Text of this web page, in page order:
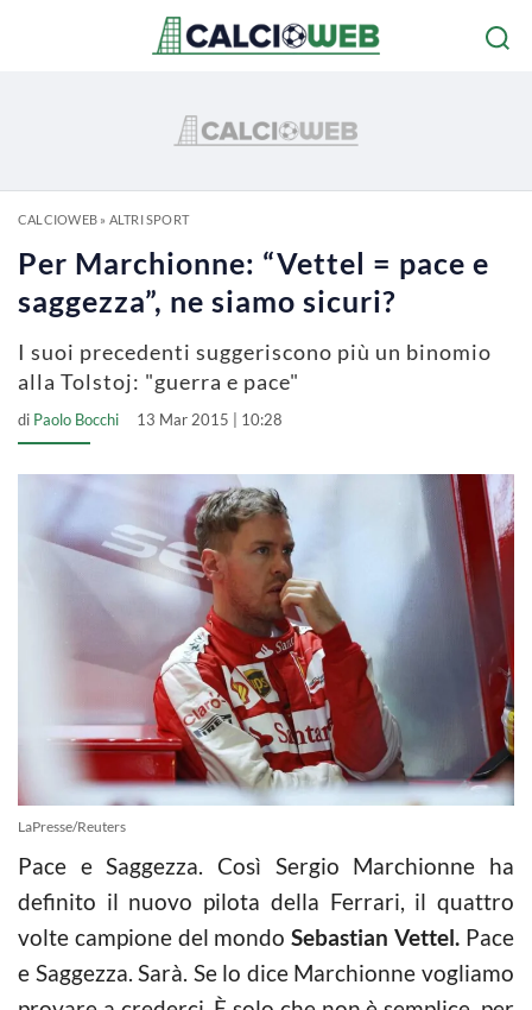
CALCIOWEB» ALTRI SPORT
Per Marchionne: “Vettel = pace e
saggezza”, ne siamo sicuri?
I suoi precedenti suggeriscono più un binomio
alla Tolstoj: "guerra e pace"
di Paolo Bocchi 13 Mar 2015 | 10:28
LaPresse/Reuters
Pace e Saggezza. Così Sergio Marchionne ha
definito il nuovo pilota della Ferrari, il quattro
volte campione del mondoSebastian Vettel. Pace
e Saggezza. Sarà. Se lo dice Marchionne vogliamo